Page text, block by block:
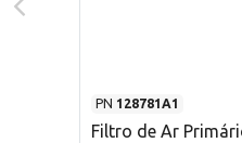
PN 128781A1
Filtro de Ar